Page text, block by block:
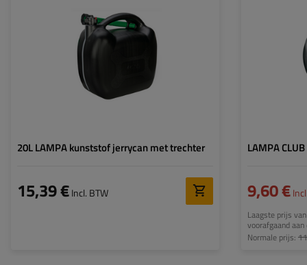
20L LAMPA kunststof jerrycan met trechter
15,39 €Incl. BTW
LAMPA
9,60 €
Laagste prijs
voorafgaand
Normale prijs: